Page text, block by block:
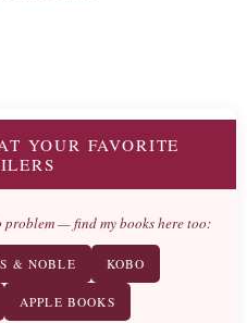
YOUR FAVORITE
problem — find my books here too:
& NOBLE KOBO
APPLE BOOKS